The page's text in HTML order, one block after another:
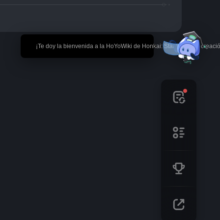
🎉 ¡Te doy la bienvenida a la HoYoWiki de Honkai: Star Rail! *La